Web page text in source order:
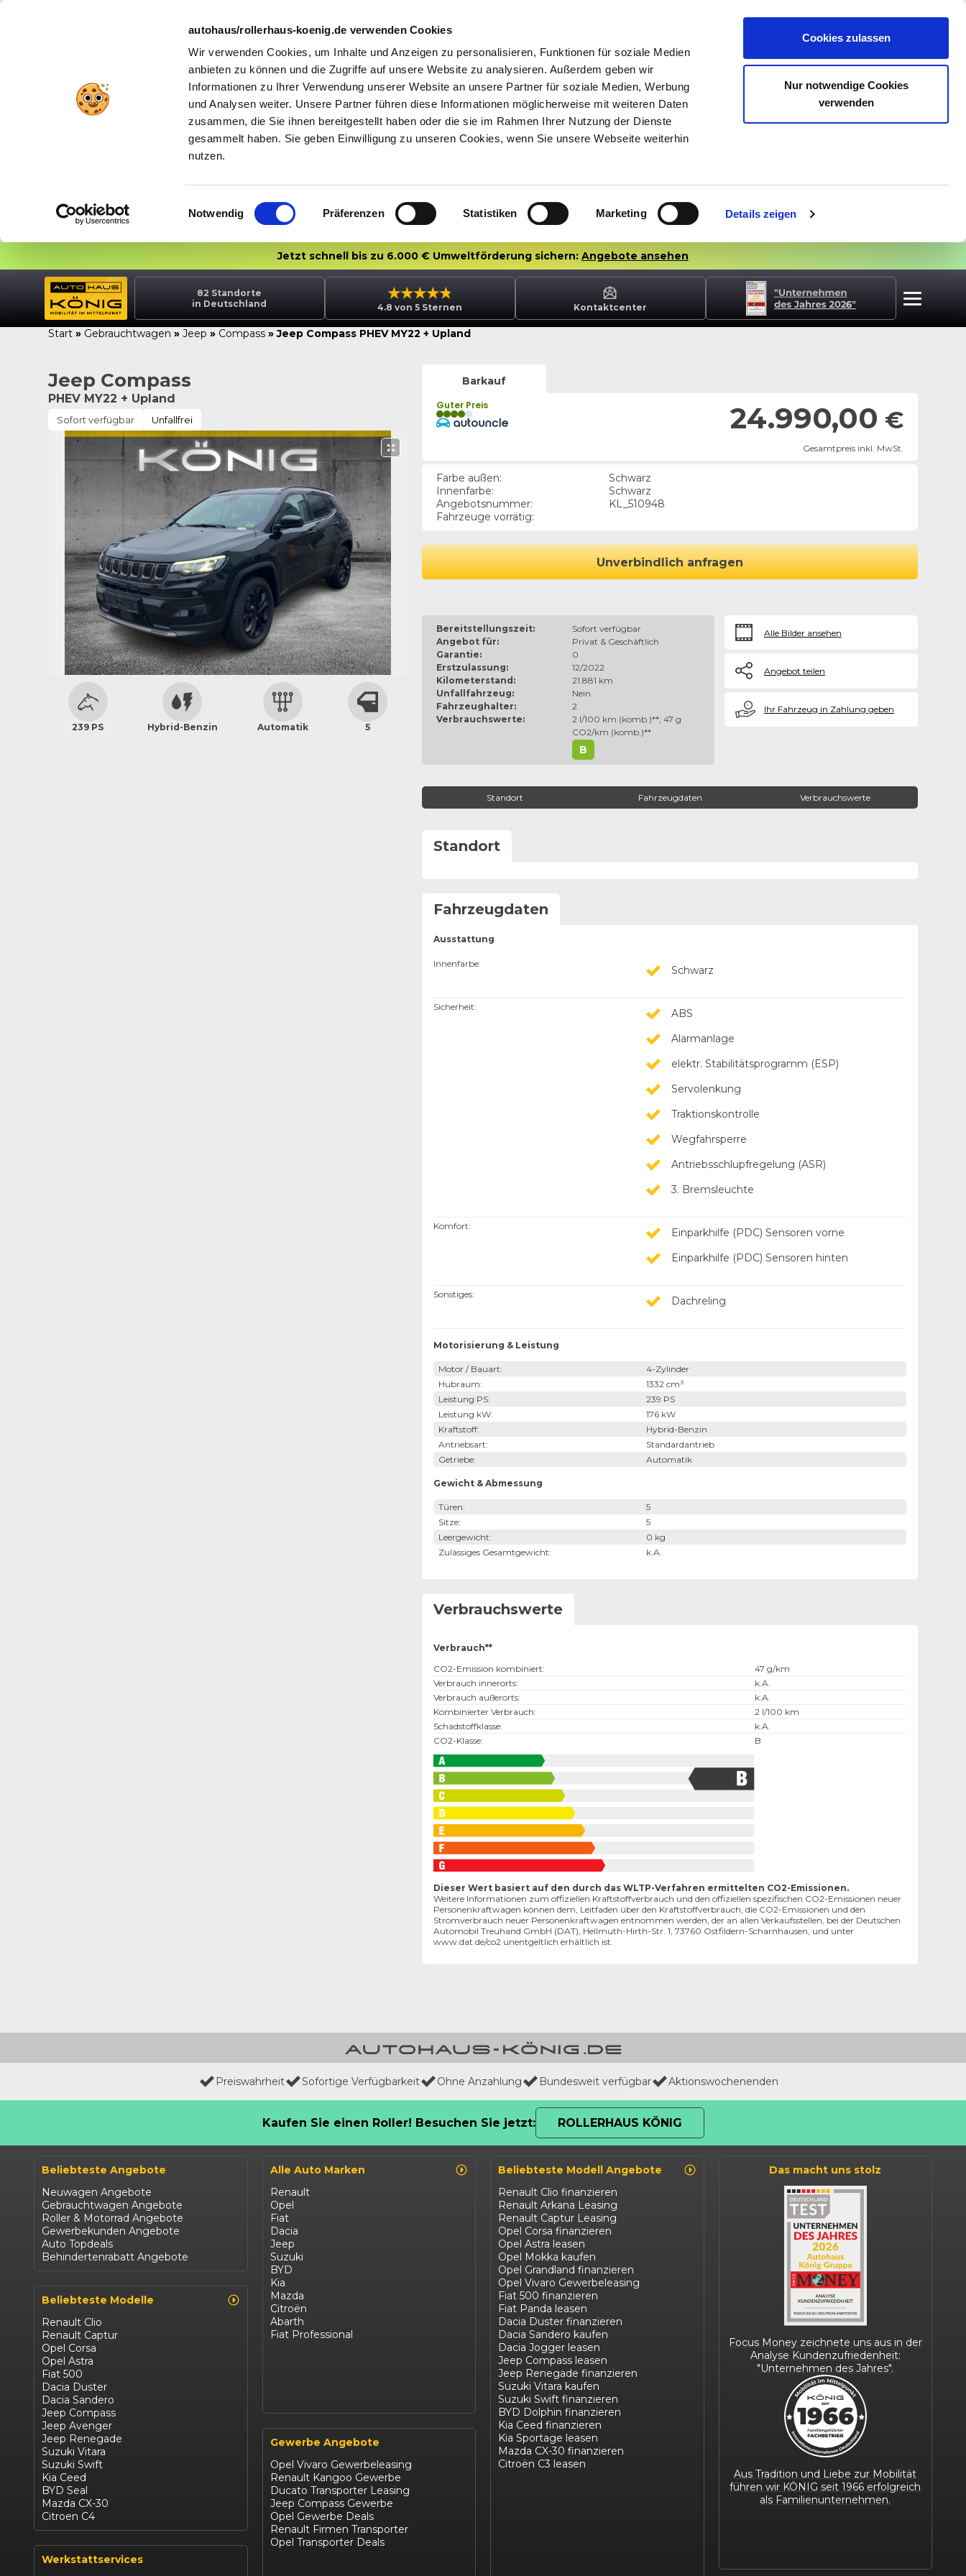
autohaus/rollerhaus-koenig.de verwenden Cookies
Wir verwenden Cookies, um Inhalte und Anzeigen zu personalisieren, Funktionen für soziale Medien
anbieten zu können und die Zugriffe auf unsere Website zu analysieren. Außerdem geben wir
Informationen zu Ihrer Verwendung unserer Website an unsere Partner für soziale Medien, Werbung
und Analysen weiter. Unsere Partner führen diese Informationen möglicherweise mit weiteren Daten
zusammen, die Sie ihnen bereitgestellt haben oder die sie im Rahmen Ihrer Nutzung der Dienste
gesammelt haben. Sie geben Einwilligung zu unseren Cookies, wenn Sie unsere Webseite weiterhin
nutzen.
Einwilligungsauswahl
Notwendig Präferenzen Statistiken Marketing Details zeigen
Cookies zulassen
Nur notwendige Cookies
verwenden
Jetzt schnell bis zu 6.000 € Umweltförderung sichern: Angebote ansehen
82 Standorte
in Deutschland
4.8 von 5 Sternen Kontaktcenter
Start » Gebrauchtwagen » Jeep » Compass »Jeep Compass PHEV MY22 + Upland
Jeep Compass
PHEV MY22 + Upland
Sofort verfügbar Unfallfrei
239 PS Hybrid-Benzin Automatik 5
Barkauf
Guter Preis 24.990,00 €
Gesamtpreis inkl. MwSt.
Farbe außen:
Schwarz
Innenfarbe:
Schwarz
Angebotsnummer:
KL_510948
Fahrzeuge vorrätig:
Unverbindlich anfragen
Bereitstellungszeit:
Sofort verfügbar
Angebot für:
Privat & Geschäftlich
Garantie:
0
Erstzulassung:
12/2022
Kilometerstand:
21.881 km
Unfallfahrzeug:
Nein
Fahrzeughalter:
2
Verbrauchswerte:
2 l/100 km (komb.)**; 47 g
CO2/km (komb.)**
B
Alle Bilder ansehen
Angebot teilen
€ Ihr Fahrzeug in Zahlung geben
Standort Fahrzeugdaten Verbrauchswerte
Standort
Fahrzeugdaten
Ausstattung
Innenfarbe:
Schwarz
Sicherheit:
ABS
Alarmanlage
elektr. Stabilitätsprogramm (ESP)
Servolenkung
Traktionskontrolle
Wegfahrsperre
Antriebsschlupfregelung (ASR)
3. Bremsleuchte
Komfort:
Einparkhilfe (PDC) Sensoren vorne
Einparkhilfe (PDC) Sensoren hinten
Sonstiges:
Dachreling
Motorisierung & Leistung
Motor / Bauart:
4-Zylinder
Hubraum:
1332 cm³
Leistung PS:
239 PS
Leistung kW:
176 kW
Kraftstoff:
Hybrid-Benzin
Antriebsart:
Standardantrieb
Getriebe: Automatik
Gewicht & Abmessung
Türen:
5
Sitze:
5
Leergewicht:
0 kg
Zulässiges Gesamtgewicht: k.A.
Verbrauchswerte
Verbrauch**
CO2-Emission kombiniert:
47 g/km
Verbrauch innerorts:
k.A.
Verbrauch außerorts:
k.A.
Kombinierter Verbrauch:
2 l/100 km
Schadstoffklasse:
k.A.
CO2-Klasse: B
Dieser Wert basiert auf den durch das WLTP-Verfahren ermittelten CO2-Emissionen.
Weitere Informationen zum offiziellen Kraftstoffverbrauch und den offiziellen spezifischen CO2-Emissionen neuer
Personenkraftwagen können dem‚ Leitfaden über den Kraftstoffverbrauch, die CO2-Emissionen und den
Stromverbrauch neuer Personenkraftwagen entnommen werden, der an allen Verkaufsstellen, bei der Deutschen
Automobil Treuhand GmbH (DAT), Hellmuth-Hirth-Str. 1, 73760 Ostfildern-Scharnhausen, und unter
www.dat.de/co2 unentgeltlich erhältlich ist.
Preiswahrheit Sofortige Verfügbarkeit Ohne Anzahlung Bundesweit verfügbar Aktionswochenenden
Kaufen Sie einen Roller! Besuchen Sie jetzt: ROLLERHAUS KÖNIG
Beliebteste Angebote
Neuwagen Angebote
Gebrauchtwagen Angebote
Roller & Motorrad Angebote
Gewerbekunden Angebote
Auto Topdeals
Behindertenrabatt Angebote
Beliebteste Modelle
Renault Clio
Renault Captur
Opel Corsa
Opel Astra
Fiat 500
Dacia Duster
Dacia Sandero
Jeep Compass
Jeep Avenger
Jeep Renegade
Suzuki Vitara
Suzuki Swift
Kia Ceed
BYD Seal
Mazda CX-30
Citroen C4
Werkstattservices
Alle Auto Marken
Renault
Opel
Fiat
Dacia
Jeep
Suzuki
BYD
Kia
Mazda
Citroën
Abarth
Fiat Professional
Gewerbe Angebote
Opel Vivaro Gewerbeleasing
Renault Kangoo Gewerbe
Ducato Transporter Leasing
Jeep Compass Gewerbe
Opel Gewerbe Deals
Renault Firmen Transporter
Opel Transporter Deals
Beliebteste Modell Angebote
Renault Clio finanzieren
Renault Arkana Leasing
Renault Captur Leasing
Opel Corsa finanzieren
Opel Astra leasen
Opel Mokka kaufen
Opel Grandland finanzieren
Opel Vivaro Gewerbeleasing
Fiat 500 finanzieren
Fiat Panda leasen
Dacia Duster finanzieren
Dacia Sandero kaufen
Dacia Jogger leasen
Jeep Compass leasen
Jeep Renegade finanzieren
Suzuki Vitara kaufen
Suzuki Swift finanzieren
BYD Dolphin finanzieren
Kia Ceed finanzieren
Kia Sportage leasen
Mazda CX-30 finanzieren
Citroën C3 leasen
Das macht uns stolz
Focus Money zeichnete uns aus in der
Analyse Kundenzufriedenheit:
"Unternehmen des Jahres".
Aus Tradition und Liebe zur Mobilität
führen wir KÖNIG seit 1966 erfolgreich
als Familienunternehmen.